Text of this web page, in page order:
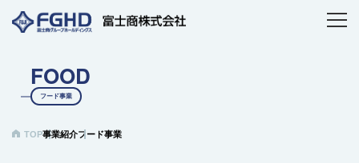
FOOD
フード事業
TOP事業紹介フード事業